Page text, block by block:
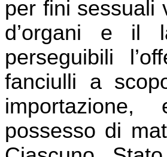
per fini sessuali
d’organi e il
perseguibili
fanciulli a
importazione,
possesso di